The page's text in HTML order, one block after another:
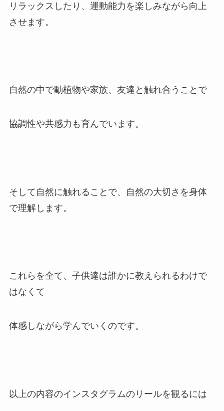
リラックスしたり、運動能力を楽しみながら向上
させます。
自然の中で動植物や家族、友達と触れ合うことで
協調性や共感力も育んでいます。
そして自然に触れることで、自然の大切さを身体
で理解します。
これらを全て、子供達は誰かに教えられるわけで
はなくて
体感しながら学んでいくのです。
以上の内容のインスタグラムのリールを観るには